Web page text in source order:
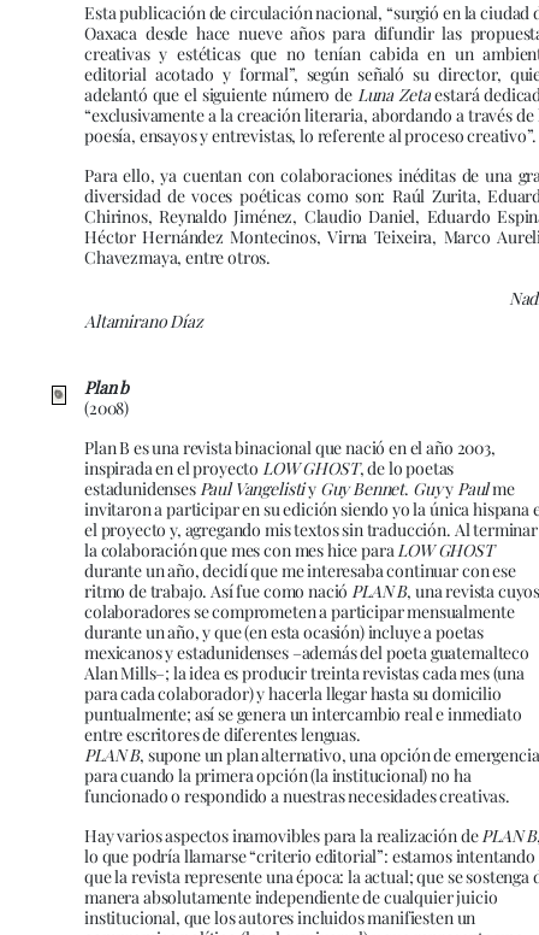
Esta publicación de circulación nacional, “surgió en la ciudad
Oaxaca desde hace nueve años para difundir las
creativas y estéticas que no tenían cabida en un
editorial acotado y formal”, según señaló su director,
adelantó que el siguiente número de Luna Zetaestará
“exclusivamente a la creación literaria, abordando a través de
poesía, ensayos y entrevistas, lo referente al proceso creativo”.
Para ello, ya cuentan con colaboraciones inéditas de una
diversidad de voces poéticas como son: Raúl Zurita,
Chirinos, Reynaldo Jiménez, Claudio Daniel, Eduardo
Héctor Hernández Montecinos, Virna Teixeira, Marco
Chavezmaya, entre otros.
Altamirano Díaz
Plan b
(2008)
Plan B es una revista binacional que nació en el año 2003,
inspirada en el proyecto LOW GHOST, de lo poetas
estadunidensesPaul Vangelistiy Guy Bennet. GuyyPaulme
invitaron a participar en su edición siendo yo la única hispana
el proyecto y, agregando mis textos sin traducción. Al terminar
la colaboración que mes con mes hice paraLOW GHOST
durante un año, decidí que me interesaba continuar con ese
ritmo de trabajo. Así fue como nacióPLAN B, una revista
colaboradores se comprometen a participar mensualmente
durante un año, y que (en esta ocasión) incluye a poetas
mexicanos y estadunidenses –además del poeta guatemalteco
Alan Mills–; la idea es producir treinta revistas cada mes (una
para cada colaborador) y hacerla llegar hasta su domicilio
puntualmente; así se genera un intercambio real e inmediato
entre escritores de diferentes lenguas.
PLAN B, supone un plan alternativo, una opción de emergencia
para cuando la primera opción (la institucional) no ha
funcionado o respondido a nuestras necesidades creativas.
Hay varios aspectos inamovibles para la realización dePLAN B
lo que podría llamarse “criterio editorial”: estamos intentando
que la revista represente una época: la actual; que se sostenga
manera absolutamente independiente de cualquier juicio
institucional, que los autores incluidos manifiesten un